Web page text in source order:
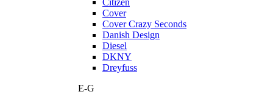
Citizen
Cover
Cover Crazy Seconds
Danish Design
Diesel
DKNY
Dreyfuss
E-G